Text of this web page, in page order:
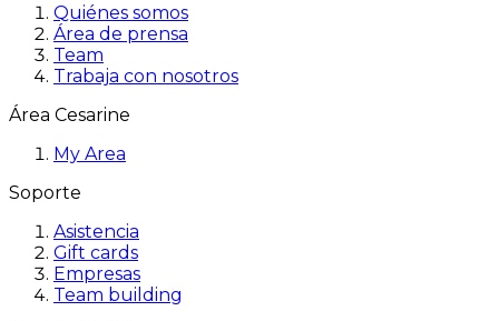
Quiénes somos
Área de prensa
Team
Trabaja con nosotros
Área Cesarine
My Area
Soporte
Asistencia
Gift cards
Empresas
Team building